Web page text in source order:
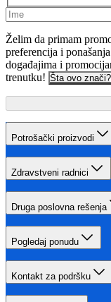
Želim da primam
preferencija i
događajima i
trenutku! Šta ovo znači?
Potrošački proizvodi
Zdravstveni radnici
Druga poslovna rešenja
Pogledaj ponudu
Kontakt za podršku